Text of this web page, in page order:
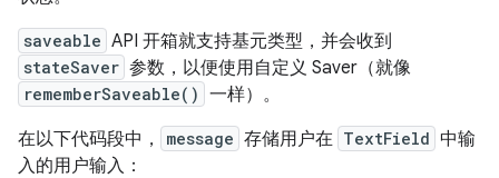
saveable API 开箱就支持基元类型，并会收到
stateSaver 参数，以便使用自定义 Saver（就像
rememberSaveable() 一样）。
在以下代码段中，
message 存储用户在 TextField 中输
入的用户输入：